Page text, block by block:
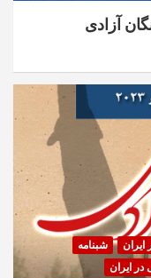
آزادی
ایران
شبنامه
ایران